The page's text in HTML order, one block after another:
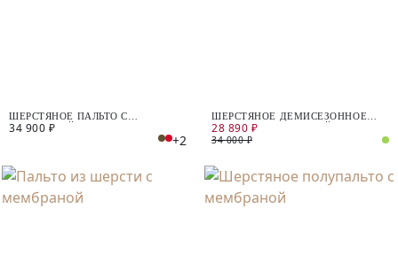
ШЕРСТЯНОЕ ПАЛЬТО С
МЕМБРАНОЙ
34 900 ₽
+2
ШЕРСТЯНОЕ ДЕМИСЕЗОННОЕ
ПАЛЬТО С МЕМБРАНОЙ
28 890 ₽
34 000 ₽